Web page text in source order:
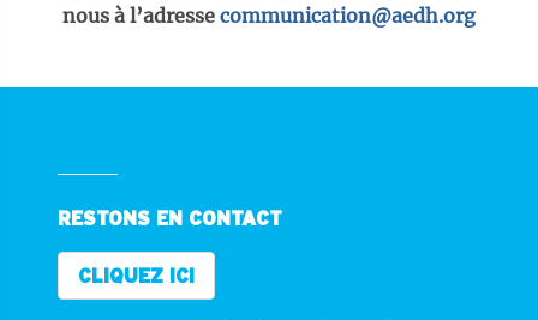
nous à l’adresse communication@aedh.org
RESTONS EN CONTACT
CLIQUEZ ICI